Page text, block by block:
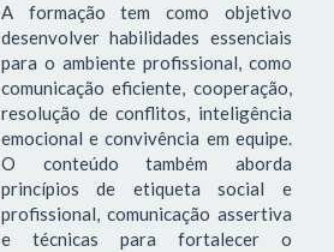
A formação tem como objetivo
desenvolver habilidades essenciais
para o ambiente profissional, como
comunicação eficiente, cooperação,
resolução de conflitos, inteligência
emocional e convivência em equipe.
O conteúdo também aborda
princípios de etiqueta social e
profissional, comunicação assertiva
e técnicas para fortalecer o